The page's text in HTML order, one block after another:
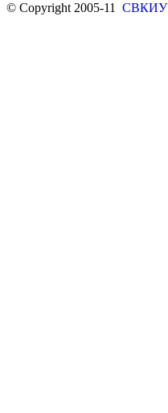
© Copyright 2005-11 СВКИУ